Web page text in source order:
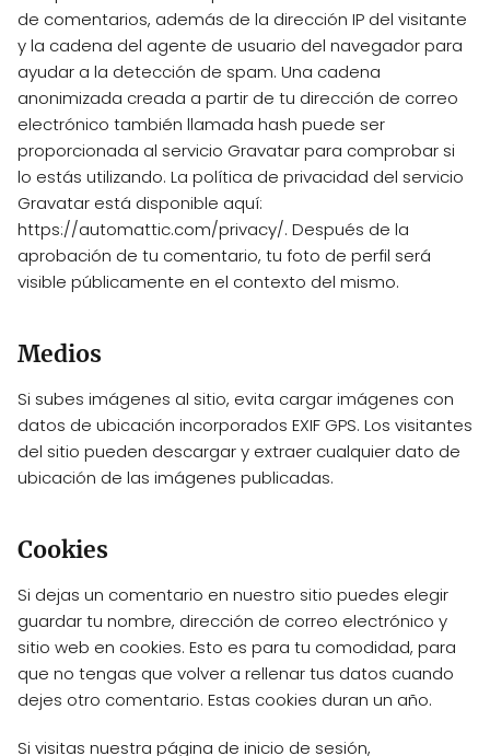
de comentarios, además de la dirección IP del visitante
y la cadena del agente de usuario del navegador para
ayudar a la detección de spam. Una cadena
anonimizada creada a partir de tu dirección de correo
electrónico también llamada hash puede ser
proporcionada al servicio Gravatar para comprobar si
lo estás utilizando. La política de privacidad del servicio
Gravatar está disponible aquí:
https://automattic.com/privacy/. Después de la
aprobación de tu comentario, tu foto de perfil será
visible públicamente en el contexto del mismo.
Medios
Si subes imágenes al sitio, evita cargar imágenes con
datos de ubicación incorporados EXIF GPS. Los visitantes
del sitio pueden descargar y extraer cualquier dato de
ubicación de las imágenes publicadas.
Cookies
Si dejas un comentario en nuestro sitio puedes elegir
guardar tu nombre, dirección de correo electrónico y
sitio web en cookies. Esto es para tu comodidad, para
que no tengas que volver a rellenar tus datos cuando
dejes otro comentario. Estas cookies duran un año.
Si visitas nuestra página de inicio de sesión,